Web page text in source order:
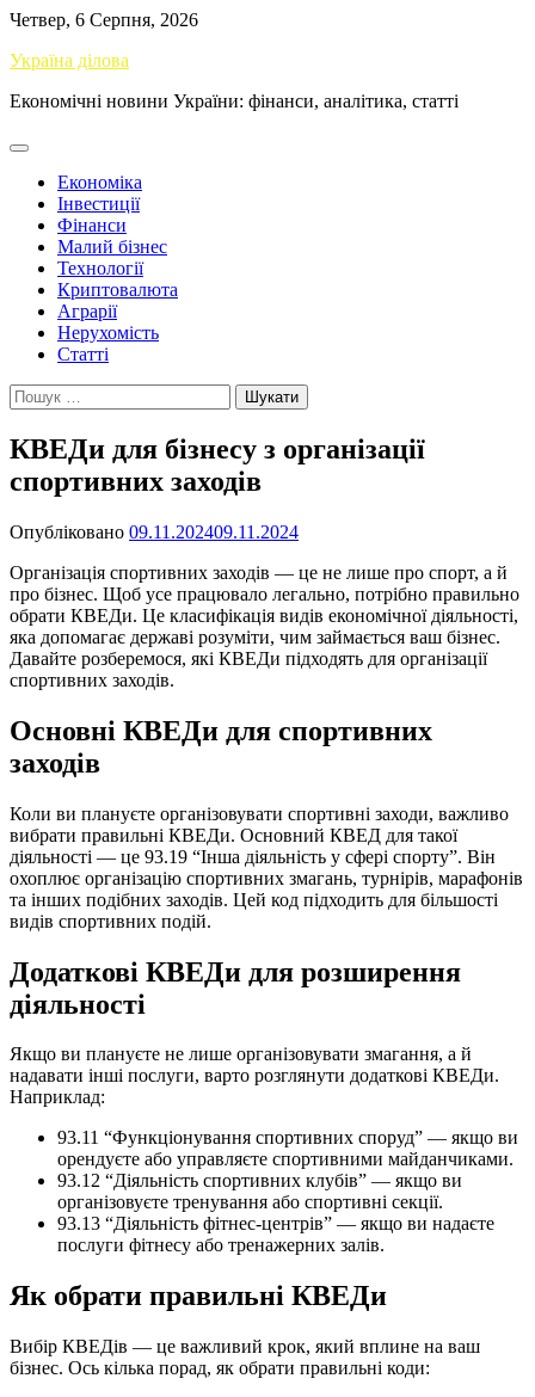
Перейти
вмісту
Четвер, 6 Серпня, 2026
Україна ділова
Економічні новини України: фінанси, аналітика, статті
Економіка
Інвестиції
Фінанси
Малий бізнес
Технології
Криптовалюта
Аграрії
Нерухомість
Статті
Пошук:
КВЕДи для бізнесу з організації
спортивних заходів
Опубліковано 09.11.202409.11.2024
Організація спортивних заходів — це не лише про спорт, а й
про бізнес. Щоб усе працювало легально, потрібно правильно
обрати КВЕДи. Це класифікація видів економічної діяльності,
яка допомагає державі розуміти, чим займається ваш бізнес.
Давайте розберемося, які КВЕДи підходять для організації
спортивних заходів.
Основні КВЕДи для спортивних
заходів
Коли ви плануєте організовувати спортивні заходи, важливо
вибрати правильні КВЕДи. Основний КВЕД для такої
діяльності — це 93.19 “Інша діяльність у сфері спорту”. Він
охоплює організацію спортивних змагань, турнірів, марафонів
та інших подібних заходів. Цей код підходить для більшості
видів спортивних подій.
Додаткові КВЕДи для розширення
діяльності
Якщо ви плануєте не лише організовувати змагання, а й
надавати інші послуги, варто розглянути додаткові КВЕДи.
Наприклад:
93.11 “Функціонування спортивних споруд” — якщо ви
орендуєте або управляєте спортивними майданчиками.
93.12 “Діяльність спортивних клубів” — якщо ви
організовуєте тренування або спортивні секції.
93.13 “Діяльність фітнес-центрів” — якщо ви надаєте
послуги фітнесу або тренажерних залів.
Як обрати правильні КВЕДи
Вибір КВЕДів — це важливий крок, який вплине на ваш
бізнес. Ось кілька порад, як обрати правильні коди: